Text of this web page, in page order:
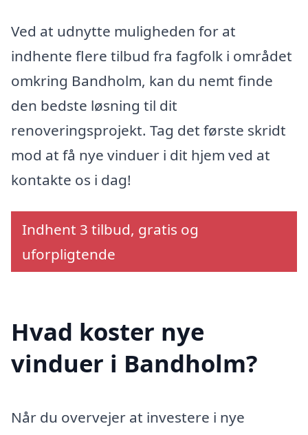
Ved at udnytte muligheden for at
indhente flere tilbud fra fagfolk i området
omkring Bandholm, kan du nemt finde
den bedste løsning til dit
renoveringsprojekt. Tag det første skridt
mod at få nye vinduer i dit hjem ved at
kontakte os i dag!
Indhent 3 tilbud, gratis og
uforpligtende
Hvad koster nye
vinduer i Bandholm?
Når du overvejer at investere i nye